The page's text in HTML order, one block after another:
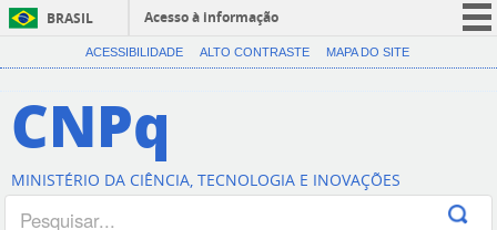
BRASIL
Acesso à informação
CORONAVÍRUS (COVID-19)
Canais
ACESSIBILIDADE ALTO CONTRASTE MAPA DO SITE
CNPq
MINISTÉRIO DA CIÊNCIA, TECNOLOGIA E INOVAÇÕES